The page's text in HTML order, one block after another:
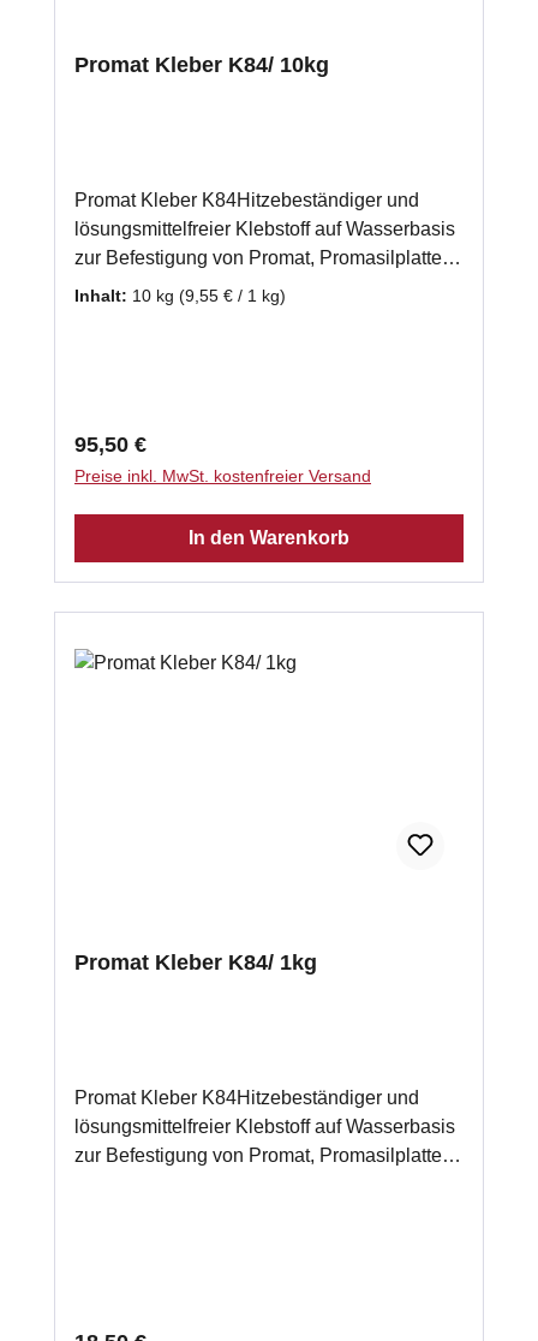
Promat Kleber K84/ 10kg
Promat Kleber K84Hitzebeständiger und
lösungsmittelfreier Klebstoff auf Wasserbasis
zur Befestigung von Promat, Promasilplatten
und Wärmedämmplatten. Auch zur
Abbindezeit: 8 h Laut Herstellerempfehlung
benötigen Sie ca. 2kg Promasilkleber je m²
Promasilplatte.
Inhalt: 10 kg (9,55 € / 1 kg)
Regulärer Preis:
95,50 €
Preise inkl. MwSt. kostenfreier Versand
In den Warenkorb
Promat Kleber K84/ 1kg
Promat Kleber K84Hitzebeständiger und
lösungsmittelfreier Klebstoff auf Wasserbasis
zur Befestigung von Promat, Promasilplatten